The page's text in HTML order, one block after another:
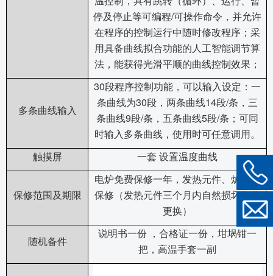
停及停止等可编程/可操作命令，并允许
在程序的控制运行中随时修改程序；采
用具备曲线拟合功能的人工智能调节算
法，能获得光滑平顺的曲线控制效果；
多条曲线输入
30段程序控制功能，可以输入设定：一
条曲线为30段，两条曲线14段/条，三
条曲线9段/条，五条曲线5段/条；可同
时输入多条曲线，使用时可任意调用。
触摸屏 一套 设置温度曲线
保修范围及期限
电炉免费保修一年，发热元件、炉管不
保修（发热元件三个月内自然损坏免费
更换）
随机备件
说明书一份
，合格证一份，坩埚钳一
把，高温手套一副